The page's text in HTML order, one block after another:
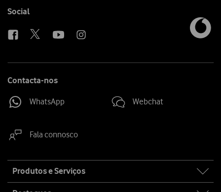
Follow
Social
Contacta-nos
WhatsApp Webchat
Fala connosco
map
Produtos e Serviços